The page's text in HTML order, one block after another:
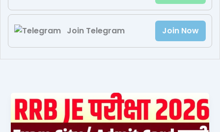
Join Telegram Join Now